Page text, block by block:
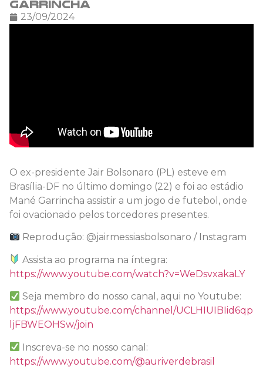
Garrincha
23/09/2024
O ex-presidente Jair Bolsonaro (PL) esteve em
Brasília-DF no último domingo (22) e foi ao estádio
Mané Garrincha assistir a um jogo de futebol, onde
foi ovacionado pelos torcedores presentes.
Reprodução: @jairmessiasbolsonaro / Instagram
Assista ao programa na íntegra:
https://www.youtube.com/watch?v=WeDsvxakaLY
Seja membro do nosso canal, aqui no Youtube:
https://www.youtube.com/channel/UCLHIUIBIid6qp
ljFBWEOHSw/join
Inscreva-se no nosso canal:
https://www.youtube.com/@auriverdebrasil